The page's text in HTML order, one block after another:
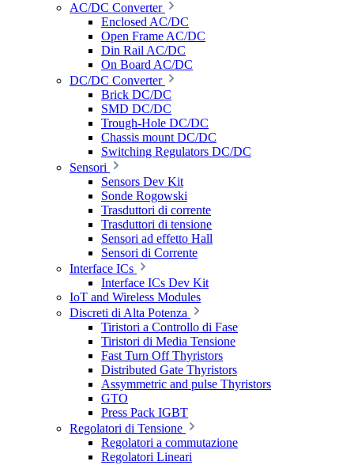
AC/DC Converter
Enclosed AC/DC
Open Frame AC/DC
Din Rail AC/DC
On Board AC/DC
DC/DC Converter
Brick DC/DC
SMD DC/DC
Trough-Hole DC/DC
Chassis mount DC/DC
Switching Regulators DC/DC
Sensori
Sensors Dev Kit
Sonde Rogowski
Trasduttori di corrente
Trasduttori di tensione
Sensori ad effetto Hall
Sensori di Corrente
Interface ICs
Interface ICs Dev Kit
IoT and Wireless Modules
Discreti di Alta Potenza
Tiristori a Controllo di Fase
Tiristori di Media Tensione
Fast Turn Off Thyristors
Distributed Gate Thyristors
Assymmetric and pulse Thyristors
GTO
Press Pack IGBT
Regolatori di Tensione
Regolatori a commutazione
Regolatori Lineari